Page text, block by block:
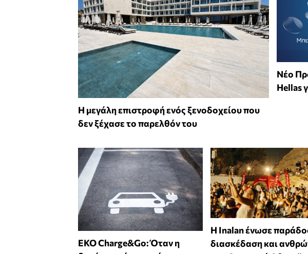
Η μεγάλη επιστροφή ενός ξενοδοχείου που
δεν ξέχασε το παρελθόν του
Νέο
Hellas
EKO Charge&Go: Όταν η
Η Inalan ένωσε
διασκέδαση και